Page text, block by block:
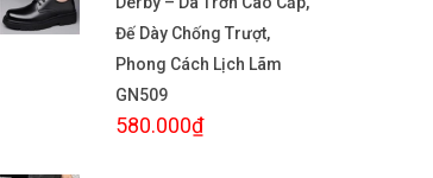
Đế Dày Chống Trượt,
Phong Cách Lịch Lãm
GN509
580.000₫